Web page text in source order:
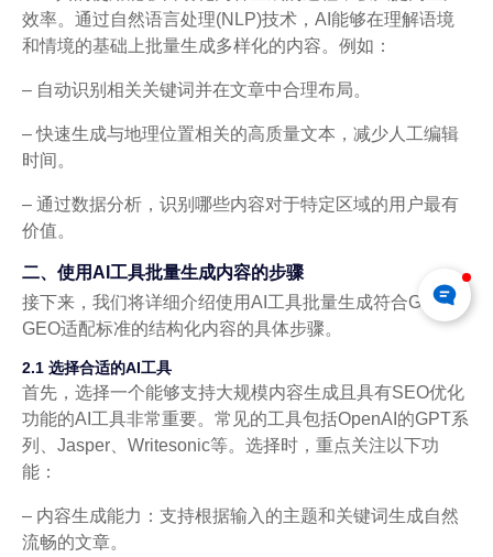
效率。通过自然语言处理(NLP)技术，AI能够在理解语境
和情境的基础上批量生成多样化的内容。例如：
– 自动识别相关关键词并在文章中合理布局。
– 快速生成与地理位置相关的高质量文本，减少人工编辑
时间。
– 通过数据分析，识别哪些内容对于特定区域的用户最有
价值。
二、使用AI工具批量生成内容的步骤
接下来，我们将详细介绍使用AI工具批量生成符合Google
GEO适配标准的结构化内容的具体步骤。
2.1 选择合适的AI工具
首先，选择一个能够支持大规模内容生成且具有SEO优化
功能的AI工具非常重要。常见的工具包括OpenAI的GPT系
列、Jasper、Writesonic等。选择时，重点关注以下功
能：
– 内容生成能力：支持根据输入的主题和关键词生成自然
流畅的文章。